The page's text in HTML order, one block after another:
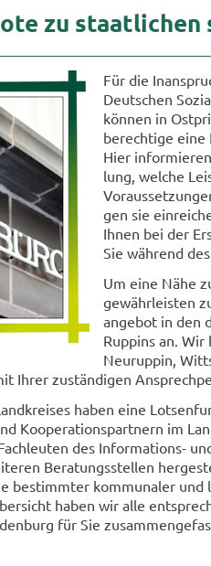
zu
Für die
Deut­schen
kön­nen in
be­rech­ti­ge eine
Hier
lung, wel­che
gen sie
Ihnen bei der
Sie wäh­rend
Um eine Nähe
ge­währ­leis­ten
an­ge­bot in den
Ruppins an.
Neu­rup­pin,
Ihrer zu­stän­di­gen
haben eine
Ko­ope­ra­ti­ons­part­nern im
des Informations-​
Be­ra­tungs­stel­len
be­stimm­ter kom­mu­na­ler
haben wir alle
für Sie